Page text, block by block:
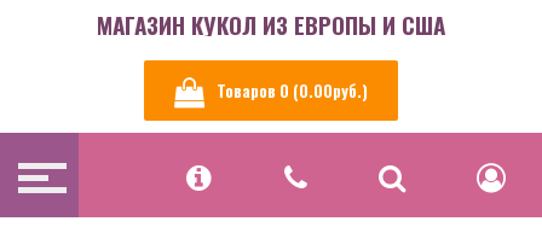
МАГАЗИН КУКОЛ ИЗ ЕВРОПЫ И США
Товаров 0 (0.00руб.)